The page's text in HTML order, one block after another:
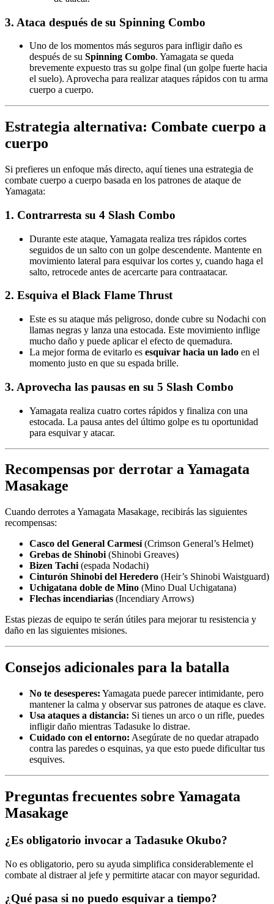
3. Ataca después de su Spinning Combo
Uno de los momentos más seguros para infligir daño es
después de su Spinning Combo. Yamagata se queda
brevemente expuesto tras su golpe final (un golpe fuerte hacia
el suelo). Aprovecha para realizar ataques rápidos con tu arma
cuerpo a cuerpo.
Estrategia alternativa: Combate cuerpo a
cuerpo
Si prefieres un enfoque más directo, aquí tienes una estrategia de
combate cuerpo a cuerpo basada en los patrones de ataque de
Yamagata:
1. Contrarresta su 4 Slash Combo
Durante este ataque, Yamagata realiza tres rápidos cortes
seguidos de un salto con un golpe descendente. Mantente en
movimiento lateral para esquivar los cortes y, cuando haga el
salto, retrocede antes de acercarte para contraatacar.
2. Esquiva el Black Flame Thrust
Este es su ataque más peligroso, donde cubre su Nodachi con
llamas negras y lanza una estocada. Este movimiento inflige
mucho daño y puede aplicar el efecto de quemadura.
La mejor forma de evitarlo es esquivar hacia un lado en el
momento justo en que su espada brille.
3. Aprovecha las pausas en su 5 Slash Combo
Yamagata realiza cuatro cortes rápidos y finaliza con una
estocada. La pausa antes del último golpe es tu oportunidad
para esquivar y atacar.
Recompensas por derrotar a Yamagata
Masakage
Cuando derrotes a Yamagata Masakage, recibirás las siguientes
recompensas:
Casco del General Carmesí(Crimson General’s Helmet)
Grebas de Shinobi (Shinobi Greaves)
Bizen Tachi (espada Nodachi)
Cinturón Shinobi del Heredero (Heir’s Shinobi Waistguard)
Uchigatana doble de Mino (Mino Dual Uchigatana)
Flechas incendiarias (Incendiary Arrows)
Estas piezas de equipo te serán útiles para mejorar tu resistencia y
daño en las siguientes misiones.
Consejos adicionales para la batalla
No te desesperes: Yamagata puede parecer intimidante, pero
mantener la calma y observar sus patrones de ataque es clave.
Usa ataques a distancia: Si tienes un arco o un rifle, puedes
infligir daño mientras Tadasuke lo distrae.
Cuidado con el entorno: Asegúrate de no quedar atrapado
contra las paredes o esquinas, ya que esto puede dificultar tus
esquives.
Preguntas frecuentes sobre Yamagata
Masakage
¿Es obligatorio invocar a Tadasuke Okubo?
No es obligatorio, pero su ayuda simplifica considerablemente el
combate al distraer al jefe y permitirte atacar con mayor seguridad.
¿Qué pasa si no puedo esquivar a tiempo?